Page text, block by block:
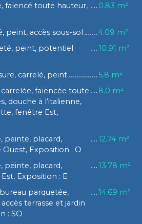
faïencé toute hauteur,
0.83 m²
peint, accès sous-sol
4.09 m²
peint, potentiel
10.91 m²
carrelé, peint
5.8 m²
carrelée, faïencée toute
douche à l’italienne,
fenêtre Est,
8.0 m²
peinte, placard,
Exposition : O
12.74 m²
peinte, placard,
Exposition : E
13.78 m²
parquetée,
terrasse et jardin
: SO
14.69 m²